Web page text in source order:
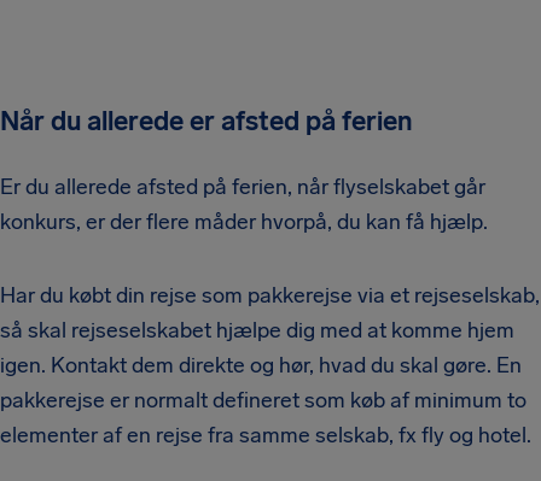
Når du allerede er afsted på ferien
Er du allerede afsted på ferien, når flyselskabet går
konkurs, er der flere måder hvorpå, du kan få hjælp.
Har du købt din rejse som pakkerejse via et rejseselskab,
så skal rejseselskabet hjælpe dig med at komme hjem
igen. Kontakt dem direkte og hør, hvad du skal gøre. En
pakkerejse er normalt defineret som køb af minimum to
elementer af en rejse fra samme selskab, fx fly og hotel.